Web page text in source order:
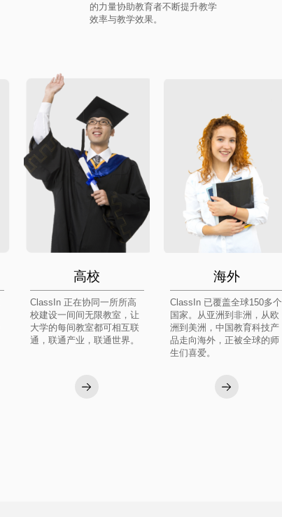
的力量协助教育者不断提升教学
效率与教学效果。
高校
ClassIn 正在协同一所所高
校建设一间间无限教室，让
大学的每间教室都可相互联
通，联通产业，联通世界。
海外
ClassIn 已覆盖全球150多个
国家。从亚洲到非洲，从欧
洲到美洲，中国教育科技产
品走向海外，正被全球的师
生们喜爱。